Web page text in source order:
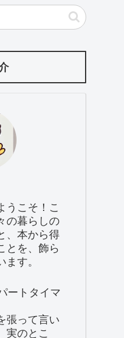
うこそ！こ
の暮らしの
、本から得
とを、飾ら
す。
ートタイマ
張って言い
実のとこ